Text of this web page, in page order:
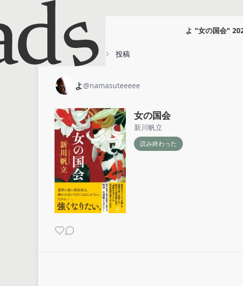
よ "女の国会"
よ 投稿
よ@namasuteeeee
女の国会
新川帆立
読み終わった